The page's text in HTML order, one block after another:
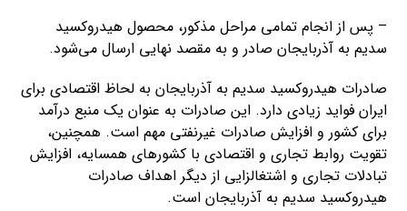
– پس از انجام تمامی مراحل مذکور، محصول هیدروکسید
سدیم به آذربایجان صادر و به مقصد نهایی ارسال می‌شود.
صادرات هیدروکسید سدیم به آذربایجان به لحاظ اقتصادی برای
ایران فواید زیادی دارد. این صادرات به عنوان یک منبع درآمد
برای کشور و افزایش صادرات غیرنفتی مهم است. همچنین،
تقویت روابط تجاری و اقتصادی با کشورهای همسایه، افزایش
تبادلات تجاری و اشتغالزایی از دیگر اهداف صادرات
هیدروکسید سدیم به آذربایجان است.